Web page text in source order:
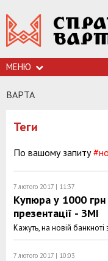
МЕНЮ
ВАРТА
Теги
По вашому запиту
7 лютого 2017 | 11:37
Купюра у 1000
презентації - ЗМІ
Кажуть, на новій
7 лютого 2017 | 10:03